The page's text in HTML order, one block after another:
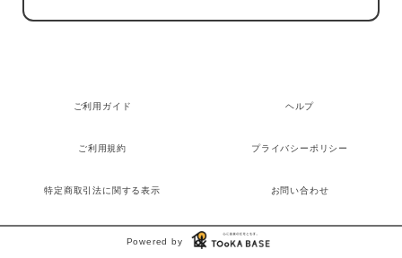
ご利用ガイド ヘルプ
ご利用規約 プライバシーポリシー
特定商取引法に関する表示 お問い合わせ
Powered by